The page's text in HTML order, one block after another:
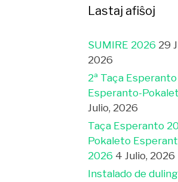
Lastaj afiŝoj
SUMIRE 2026 29
2026
2ª Taça Esperanto
Esperanto-
Julio, 2026
Taça Esperanto
Pokaleto
2026 4 Julio, 2026
Instalado de